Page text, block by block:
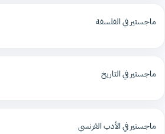
ماجستير في الفلسفة
ماجستير في التاريخ
ماجستير في الأدب الفرنسي